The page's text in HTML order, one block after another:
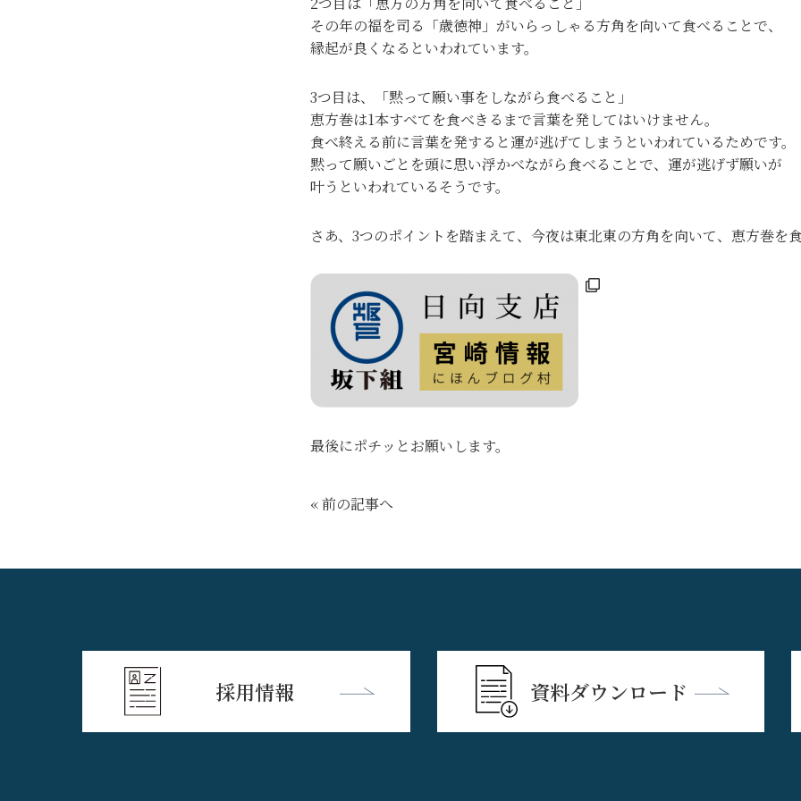
その年の福を司る「歳徳神」がいらっしゃる方角を向いて食べることで、
縁起が良くなるといわれています。
3つ目は、「黙って願い事をしながら食べること」
恵方巻は1本すべてを食べきるまで言葉を発してはいけません。
食べ終える前に言葉を発すると運が逃げてしまうといわれているためです。
黙って願いごとを頭に思い浮かべながら食べることで、運が逃げず願いが
叶うといわれているそうです。
さあ、3つのポイントを踏まえて、今夜は東北東の方角を向いて、恵方巻を
最後にポチッとお願いします。
« 前の記事へ
採用情報 資料ダウンロード